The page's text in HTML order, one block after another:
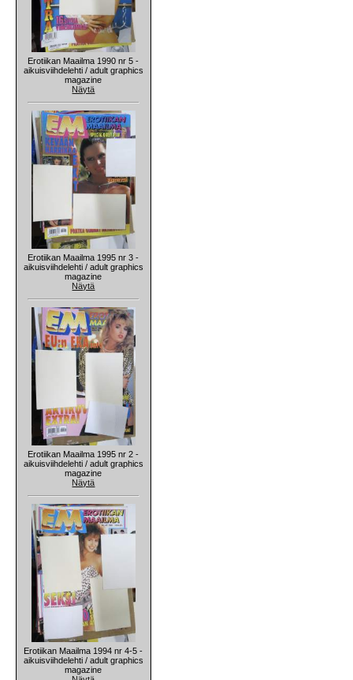
Erotiikan Maailma 1990 nr 5 -
aikuisviihdelehti / adult graphics
magazine
Näytä
Erotiikan Maailma 1995 nr 3 -
aikuisviihdelehti / adult graphics
magazine
Näytä
Erotiikan Maailma 1995 nr 2 -
aikuisviihdelehti / adult graphics
magazine
Näytä
Erotiikan Maailma 1994 nr 4-5 -
aikuisviihdelehti / adult graphics
magazine